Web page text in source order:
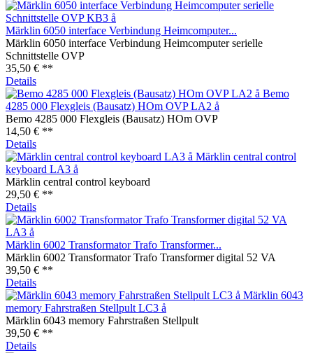
Märklin 6050 interface Verbindung Heimcomputer...
Märklin 6050 interface Verbindung Heimcomputer serielle
Schnittstelle OVP
35,50 € **
Details
Bemo
4285 000 Flexgleis (Bausatz) HOm OVP LA2 å
Bemo 4285 000 Flexgleis (Bausatz) HOm OVP
14,50 € **
Details
Märklin central control
keyboard LA3 å
Märklin central control keyboard
29,50 € **
Details
Märklin 6002 Transformator Trafo Transformer...
Märklin 6002 Transformator Trafo Transformer digital 52 VA
39,50 € **
Details
Märklin 6043
memory Fahrstraßen Stellpult LC3 å
Märklin 6043 memory Fahrstraßen Stellpult
39,50 € **
Details